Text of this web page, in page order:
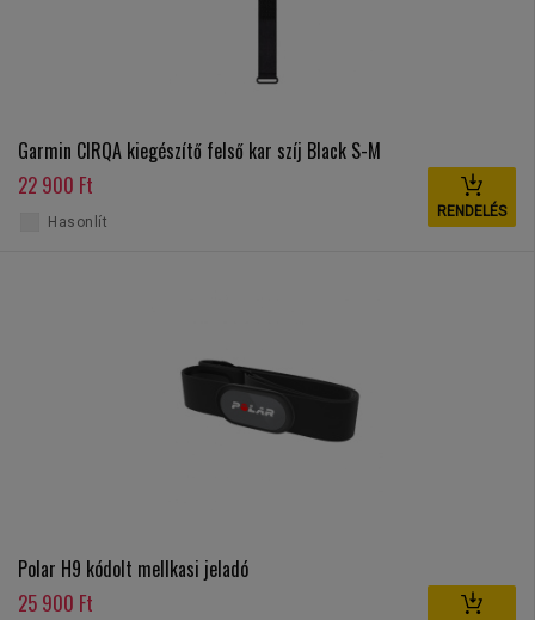
Garmin CIRQA kiegészítő felső kar szíj Black S-M
22 900 Ft
RENDELÉS
Hasonlít
Polar H9 kódolt mellkasi jeladó
25 900 Ft